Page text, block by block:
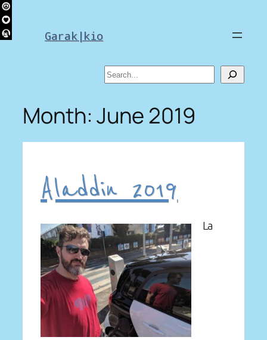
Skip
to
content Garak|kio
Search
Month:June 2019
Aladdin 2019
La